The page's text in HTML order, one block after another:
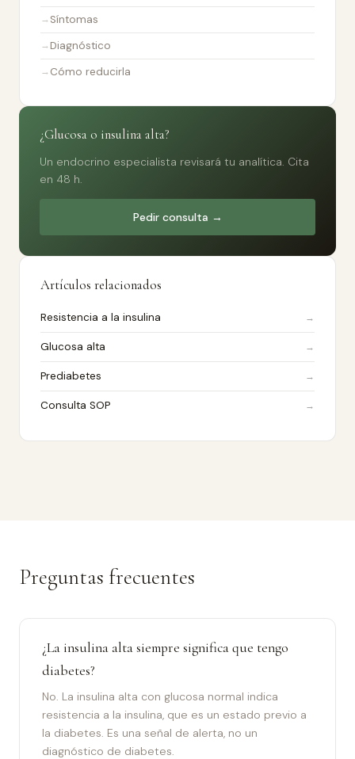
Síntomas
Diagnóstico
Cómo reducirla
¿Glucosa o insulina alta?
Un endocrino especialista revisará tu analítica. Cita
en 48 h.
Pedir consulta →
Artículos relacionados
Resistencia a la insulina
Glucosa alta
Prediabetes
Consulta SOP
Preguntas frecuentes
¿La insulina alta siempre significa que tengo
diabetes?
No. La insulina alta con glucosa normal indica
resistencia a la insulina, que es un estado previo a
la diabetes. Es una señal de alerta, no un
diagnóstico de diabetes.